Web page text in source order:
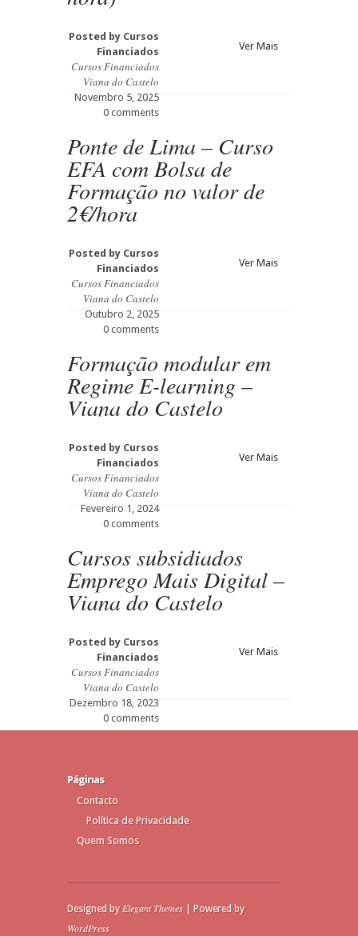
Posted by Cursos
Financiados
Cursos Financiados
Viana do Castelo
Novembro 5, 2025
0 comments
Ver Mais
Ponte de Lima – Curso
EFA com Bolsa de
Formação no valor de
2€/hora
Posted by Cursos
Financiados
Cursos Financiados
Viana do Castelo
Outubro 2, 2025
0 comments
Ver Mais
Formação modular em
Regime E-learning –
Viana do Castelo
Posted by Cursos
Financiados
Cursos Financiados
Viana do Castelo
Fevereiro 1, 2024
0 comments
Ver Mais
Cursos subsidiados
Emprego Mais Digital –
Viana do Castelo
Posted by Cursos
Financiados
Cursos Financiados
Viana do Castelo
Dezembro 18, 2023
0 comments
Ver Mais
Páginas
Contacto
Política de Privacidade
Quem Somos
Designed by Elegant Themes | Powered by
WordPress